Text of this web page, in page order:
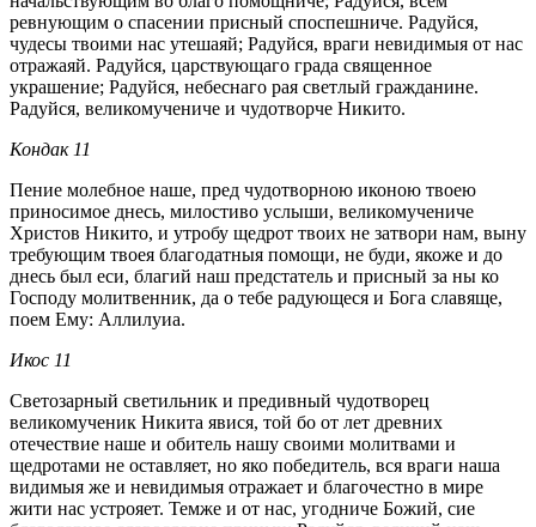
ревнующим о спасении присный споспешниче. Радуйся,
чудесы твоими нас утешаяй; Радуйся, враги невидимыя от нас
отражаяй. Радуйся, царствующаго града священное
украшение; Радуйся, небеснаго рая светлый гражданине.
Радуйся, великомучениче и чудотворче Никито.
Кондак 11
Пение молебное наше, пред чудотворною иконою твоею
приносимое днесь, милостиво услыши, великомучениче
Христов Никито, и утробу щедрот твоих не затвори нам, выну
требующим твоея благодатныя помощи, не буди, якоже и до
днесь был еси, благий наш предстатель и присный за ны ко
Господу молитвенник, да о тебе радующеся и Бога славяще,
поем Ему: Аллилуиа.
Икос 11
Светозарный светильник и предивный чудотворец
великомученик Никита явися, той бо от лет древних
отечествие наше и обитель нашу своими молитвами и
щедротами не оставляет, но яко победитель, вся враги наша
видимыя же и невидимыя отражает и благочестно в мире
жити нас устрояет. Темже и от нас, угодниче Божий, сие